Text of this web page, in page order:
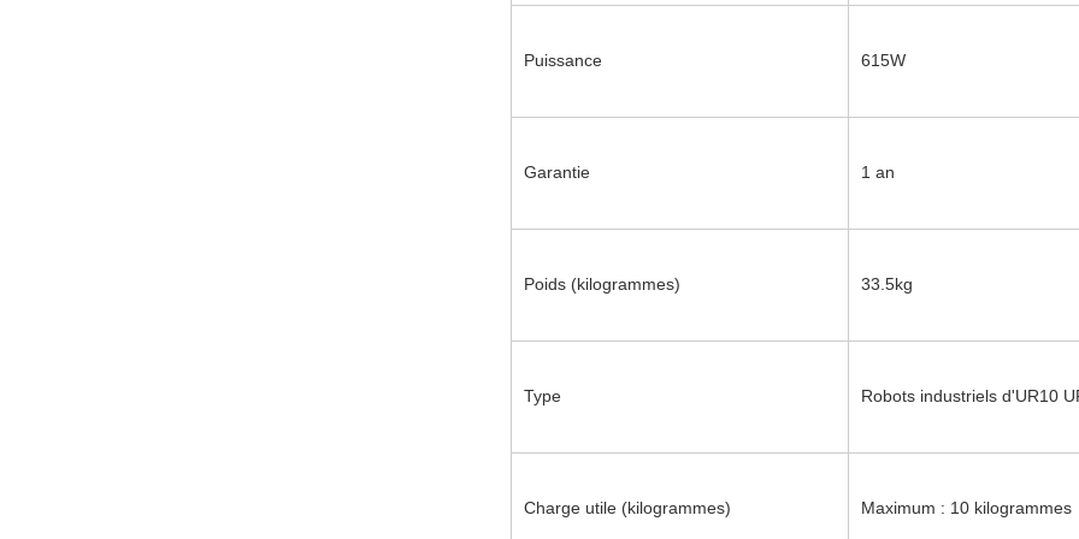
Puissance 615W
Garantie 1 an
Poids (kilogrammes) 33.5kg
Type Robots industriels d'UR10
Charge utile (kilogrammes) Maximum : 10 kilogrammes